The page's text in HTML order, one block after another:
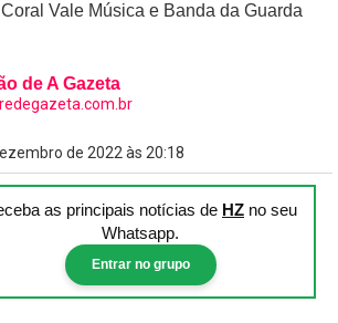
Vale Música e Banda da Guarda
de A Gazeta
de 2022 às 20:18
as principais notícias de HZ no seu
Whatsapp.
Entrar no grupo